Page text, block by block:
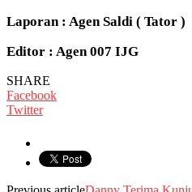
Laporan : Agen Saldi ( Tator )
Editor : Agen 007 IJG
SHARE
Facebook
Twitter